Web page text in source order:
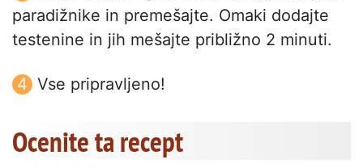
paradižnike in premešajte. Omaki dodajte
testenine in jih mešajte približno 2 minuti.
Vse pripravljeno!
Ocenite ta recept